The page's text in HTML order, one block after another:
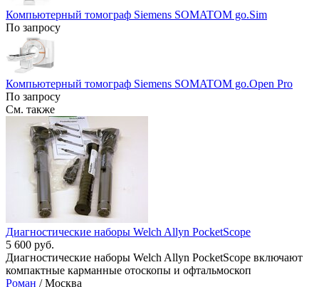
Компьютерный томограф Siemens SOMATOM go.Sim
По запросу
Компьютерный томограф Siemens SOMATOM go.Open Pro
По запросу
См. также
Диагностические наборы Welch Allyn PocketScope
5 600 руб.
Диагностические наборы Welch Allyn PocketScope включают
компактные карманные отоскопы и офтальмоскоп
Роман / Москва